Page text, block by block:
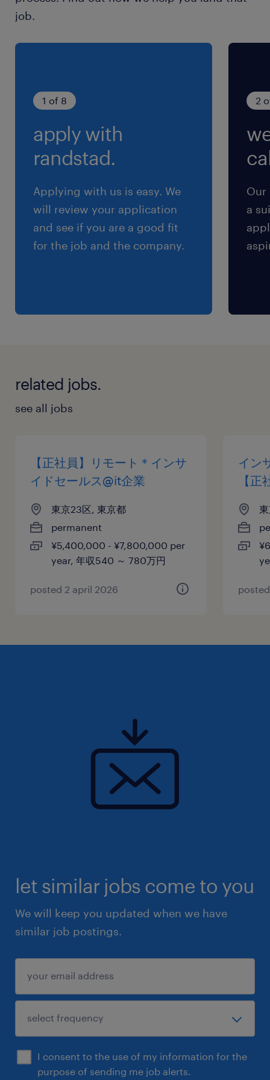
土曜日 日曜日 祝日
給与
賞与
雇用期間
期間の定めなし
job.
1 of 8
apply with
randstad.
Applying with us is easy. We
will review your application
and see if you are a good fit
for the job and the company.
2
Our
a
related jobs.
see all jobs
【正社員】リモート＊インサ
イドセールス@it企業
東京23区, 東京都
permanent
¥5,400,000 - ¥7,800,000 per
year, 年収540 ～ 780万円
posted 2 april 2026
イン
【
let similar jobs come to you
We will keep you updated when we have
similar job postings.
I consent to the use of my information for the
purpose of sending me job alerts.